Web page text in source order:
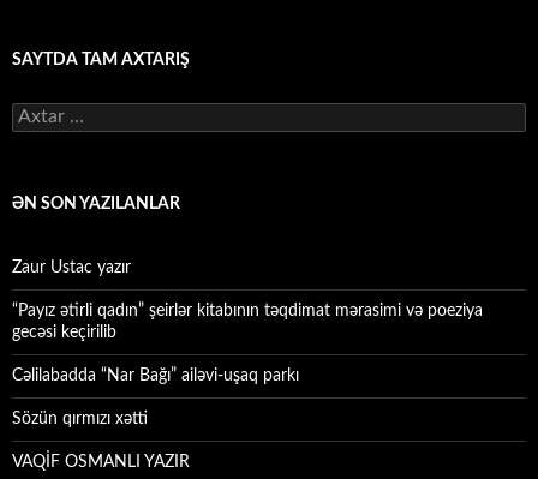
SAYTDA TAM AXTARIŞ
Axtarış:
ƏN SON YAZILANLAR
Zaur Ustac yazır
“Payız ətirli qadın” şeirlər kitabının təqdimat mərasimi və poeziya
gecəsi keçirilib
Cəlilabadda “Nar Bağı” ailəvi-uşaq parkı
Sözün qırmızı xətti
VAQİF OSMANLI YAZIR